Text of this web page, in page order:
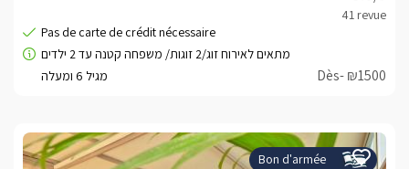
Dès- ₪1500
Bon d'armée